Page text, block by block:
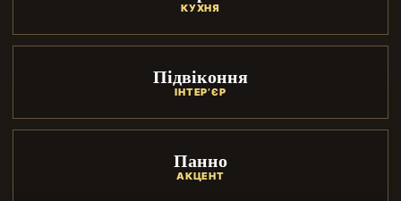
КУХНЯ
Підвіконня
ІНТЕР’ЄР
Панно
АКЦЕНТ